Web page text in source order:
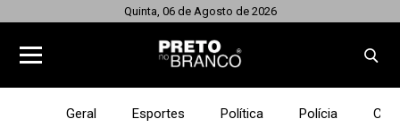
Quinta, 06 de Agosto de 2026
Geral Esportes Política Polícia